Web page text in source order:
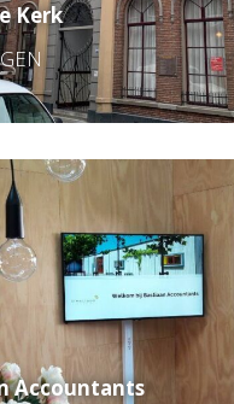
Kerk
Accountants